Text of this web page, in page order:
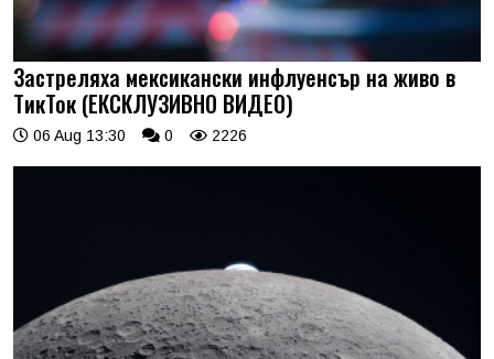
Застреляха мексикански инфлуенсър на живо в
ТикТок (ЕКСКЛУЗИВНО ВИДЕО)
06 Aug 13:30 0 2226